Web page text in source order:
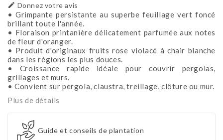
 Donnez votre avis
• Grimpante persistante au superbe feuillage vert foncé
brillant toute l'année.
• Floraison printanière délicatement parfumée aux notes
de fleur d'oranger.
• Produit d'originaux fruits rose violacé à chair blanche
dans les régions les plus douces.
• Croissance rapide idéale pour couvrir pergolas,
grillages et murs.
• Convient sur pergola, claustra, treillage, clôture ou mur.
Plus de détails
Guide et conseils de plantation